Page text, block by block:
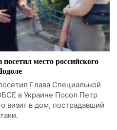
место российского
Глава Специальной
в Украине Посол Петр
визит в дом, пострадавший